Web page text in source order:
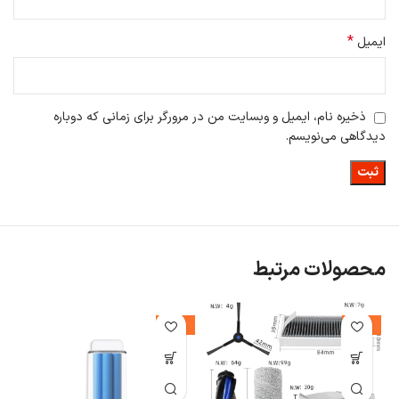
ایمیل *
ذخیره نام، ایمیل و وبسایت من در مرورگر برای زمانی که دوباره
دیدگاهی می‌نویسم.
محصولات مرتبط
-12%
-38%